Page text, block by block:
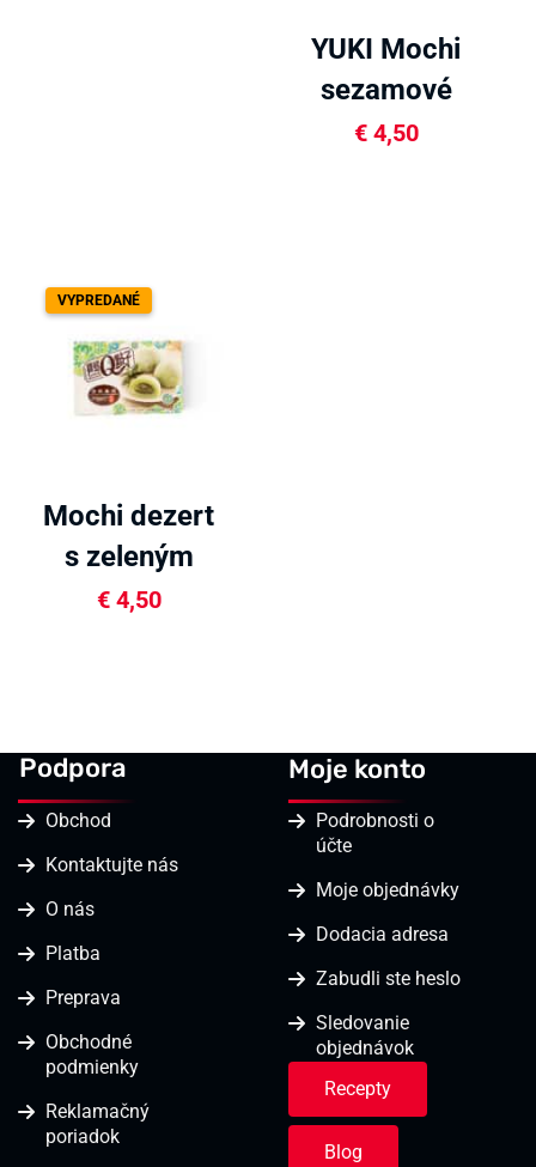
YUKI Mochi
sezamové
210g
€4,50
VYPREDANÉ
Mochi dezert
s zeleným
čajom 210g
€4,50
Podpora
Obchod
Kontaktujte nás
O nás
Platba
Preprava
Obchodné
podmienky
Reklamačný
poriadok
Moje konto
Podrobnosti o
účte
Moje objednávky
Dodacia adresa
Zabudli ste heslo
Sledovanie
objednávok
Recepty
Blog